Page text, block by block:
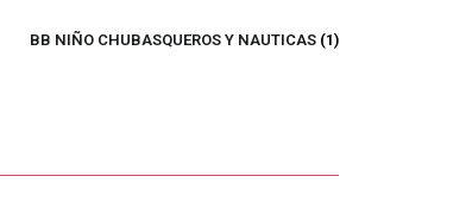
BB NIÑO CHUBASQUEROS Y NAUTICAS (1)